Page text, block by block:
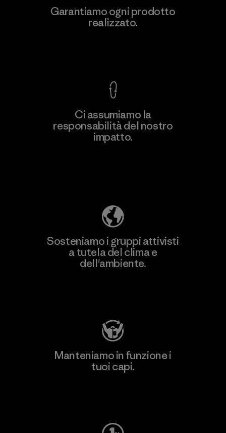
Scopri di più
Toyota Tsusho
Garantiamo ogni prodotto
realizzato.
Ci assumiamo la
responsabilità del nostro
impatto.
Sosteniamo i gruppi attivisti
a tutela del clima e
dell'ambiente.
Manteniamo in funzione i
tuoi capi.